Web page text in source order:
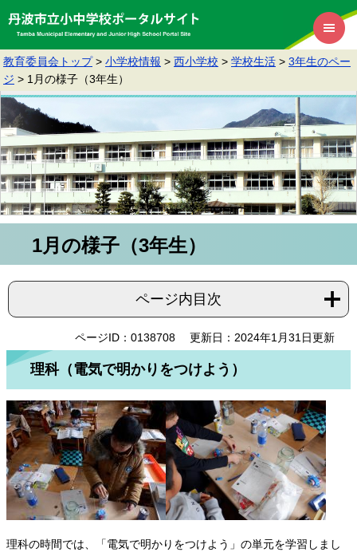
教育委員会トップ > 小学校情報 > 西小学校 > 学校生活 > 3年生のペー
ジ > 1月の様子（3年生）
1月の様子（3年生）
ページ内目次
ページID：0138708 更新日：2024年1月31日更新
理科（電気で明かりをつけよう）
理科の時間では、「電気で明かりをつけよう」の単元を学習しまし